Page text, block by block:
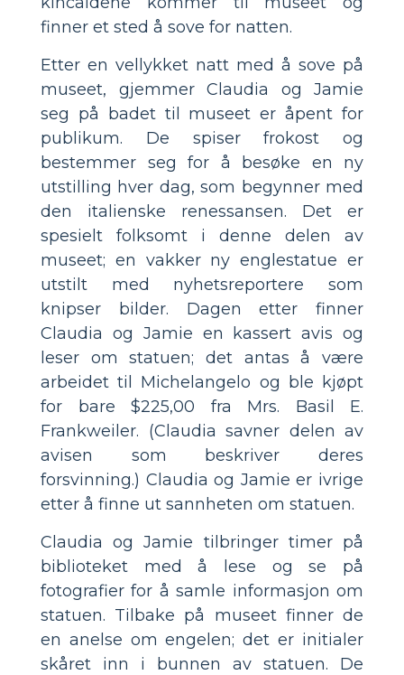
finner et sted å sove for natten.
Etter en vellykket natt med å sove på
museet, gjemmer Claudia og Jamie
seg på badet til museet er åpent for
publikum. De spiser frokost og
bestemmer seg for å besøke en ny
utstilling hver dag, som begynner med
den italienske renessansen. Det er
spesielt folksomt i denne delen av
museet; en vakker ny englestatue er
utstilt med nyhetsreportere som
knipser bilder. Dagen etter finner
Claudia og Jamie en kassert avis og
leser om statuen; det antas å være
arbeidet til Michelangelo og ble kjøpt
for bare $225,00 fra Mrs. Basil E.
Frankweiler. (Claudia savner delen av
avisen som beskriver deres
forsvinning.) Claudia og Jamie er ivrige
etter å finne ut sannheten om statuen.
Claudia og Jamie tilbringer timer på
biblioteket med å lese og se på
fotografier for å samle informasjon om
statuen. Tilbake på museet finner de
en anelse om engelen; det er initialer
skåret inn i bunnen av statuen. De